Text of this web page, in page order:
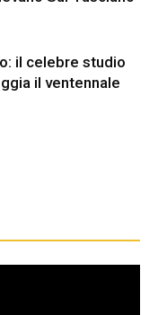
il celebre studio
il ventennale